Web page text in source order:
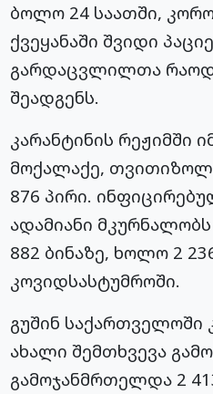
ბოლო 24 საათში,
ქვეყანაში შვიდი
გარდაცვლილთა
შეადგენს.
კარანტინის რეჟიმში
მოქალაქე,
876 პირი.
ადამიანი
882 ბინაზე, ხოლო 2
კოვიდსასტუმროში.
გუშინ საქართველოში
ახალი შემთხვევა
გამოჯანმრთელდა 2